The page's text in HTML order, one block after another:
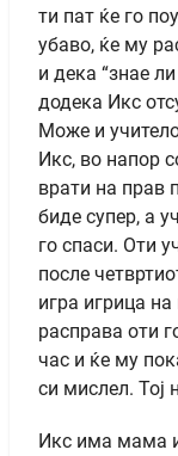
ти пат ќе го
убаво, ќе му
и дека “знае
додека Икс
Може и
Икс, во напор
врати на прав
биде супер, а
го спаси. Оти
после
игра игрица
расправа оти
час и ќе му
си мислел. Тој
Икс има мама и